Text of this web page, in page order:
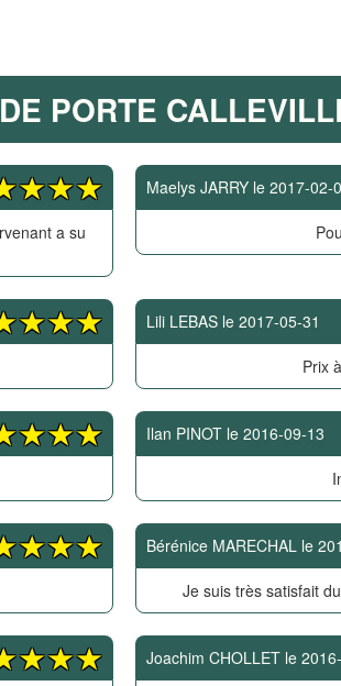
PORTE
a su
Maelys JARRY le 2017-02-
Lili LEBAS le 2017-05-31
Prix
Ilan PINOT le 2016-09-13
Bérénice MARECHAL le
Je suis très satisfait
Joachim CHOLLET le